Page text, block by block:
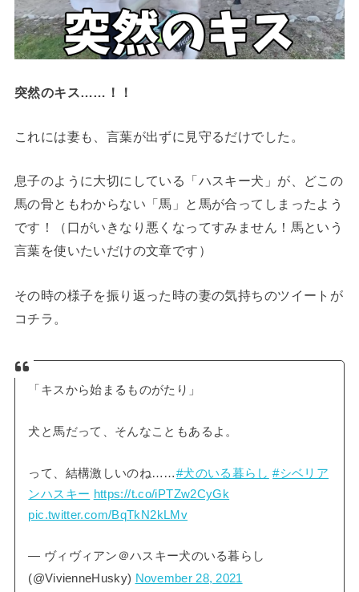
突然のキス……！ ！
これには妻も、言葉が出ずに見守るだけでした。
息子のように大切にしている「ハスキー犬」が、どこの
馬の骨ともわからない「馬」と馬が合ってしまったよう
です！（口がいきなり悪くなってすみません！馬という
言葉を使いたいだけの文章です）
その時の様子を振り返った時の妻の気持ちのツイートが
コチラ。
「キスから始まるものがたり」
犬と馬だって、そんなこともあるよ。
って、結構激しいのね……#犬のいる暮らし #シベリア
ンハスキー https://t.co/iPTZw2CyGk
pic.twitter.com/BqTkN2kLMv
— ヴィヴィアン＠ハスキー犬のいる暮らし
(@VivienneHusky) November 28, 2021